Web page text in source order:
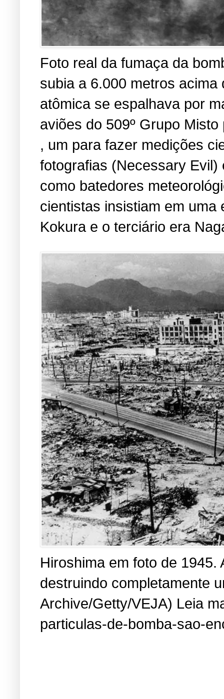
Foto real da fumaça da
subia a 6.000 metros
atômica se espalhava por
aviões do 509º Grupo
, um para fazer medições
fotografias (Necessary
como batedores
cientistas insistiam em
Kokura e o terciário era
Hiroshima em foto de
destruindo completamente
Archive/Getty/VEJA) Leia
particulas-de-bomba-sao-